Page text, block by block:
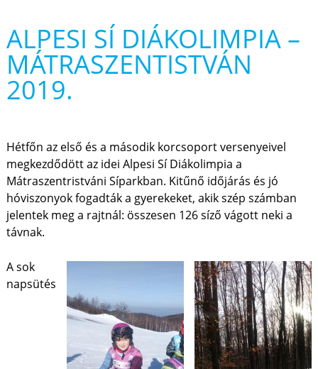
ALPESI SÍ DIÁKOLIMPIA –
MÁTRASZENTISTVÁN
2019.
Hétfőn az első és a második korcsoport versenyeivel
megkezdődött az idei Alpesi Sí Diákolimpia a
Mátraszentristváni Síparkban. Kitűnő időjárás és jó
hóviszonyok fogadták a gyerekeket, akik szép számban
jelentek meg a rajtnál: összesen 126 síző vágott neki a
távnak.
A sok
napsütés